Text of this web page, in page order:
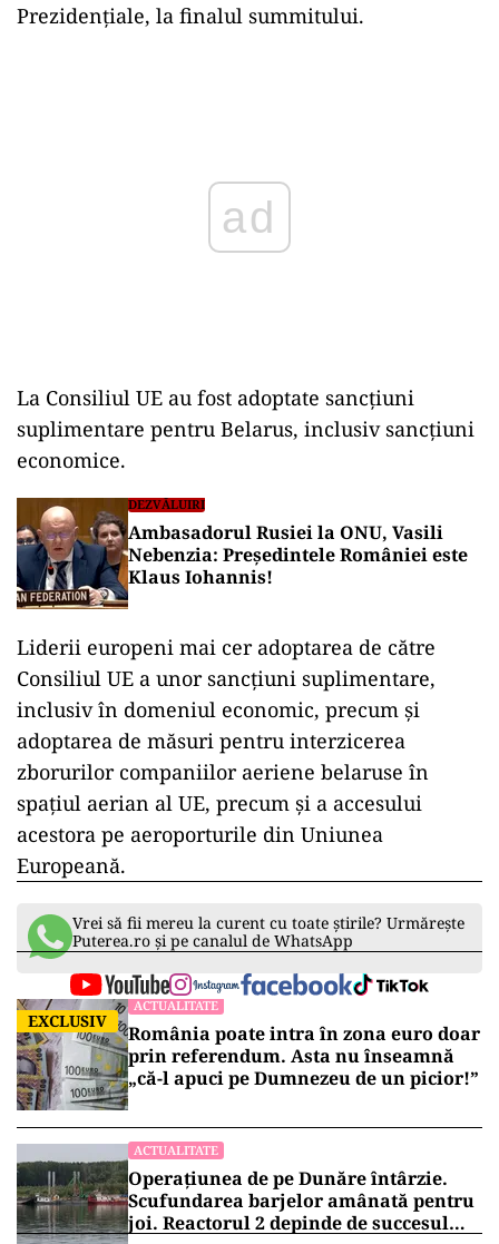
Prezidențiale, la finalul summitului.
La Consiliul UE au fost adoptate sancțiuni
suplimentare pentru Belarus, inclusiv sancțiuni
economice.
DEZVĂLUIRI
Ambasadorul Rusiei la ONU, Vasili
Nebenzia: Președintele României este
Klaus Iohannis!
Liderii europeni mai cer adoptarea de către
Consiliul UE a unor sancțiuni suplimentare,
inclusiv în domeniul economic, precum și
adoptarea de măsuri pentru interzicerea
zborurilor companiilor aeriene belaruse în
spațiul aerian al UE, precum și a accesului
acestora pe aeroporturile din Uniunea
Europeană.
Vrei să fii mereu la curent cu toate știrile? Urmărește
Puterea.ro și pe canalul de WhatsApp
EXCLUSIV
ACTUALITATE
România poate intra în zona euro doar
prin referendum. Asta nu înseamnă
„că-l apuci pe Dumnezeu de un picior!”
ACTUALITATE
Operațiunea de pe Dunăre întârzie.
Scufundarea barjelor amânată pentru
joi. Reactorul 2 depinde de succesul